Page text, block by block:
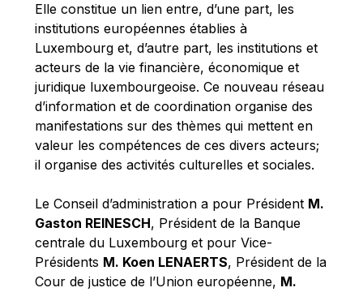
Michael Sohlman
Michel Goedert
Mireille Delmas-Marty
Nobuo Tanaka
Otmar Issing
Paolo Mengozzi
Paschal Donohoe
Pat Cox
Patrizia Nanz
Philippe Maystadt
Pierre Gramegna
Elle constitue un lien entre, d’une part, les
institutions européennes établies à
Luxembourg et, d’autre part, les institutions et
acteurs de la vie financière, économique et
juridique luxembourgeoise. Ce nouveau réseau
d’information et de coordination organise des
manifestations sur des thèmes qui mettent en
valeur les compétences de ces divers acteurs;
il organise des activités culturelles et sociales.
Le Conseil d’administration a pour Président M.
Gaston REINESCH, Président de la Banque
centrale du Luxembourg et pour Vice-
Présidents M. Koen LENAERTS, Président de la
Cour de justice de l’Union européenne, M.